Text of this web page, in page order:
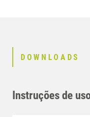
DOWNLOADS
Instruções de